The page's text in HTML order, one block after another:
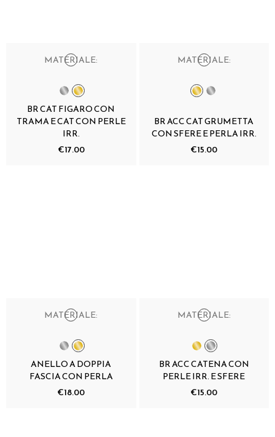
MATERIALE:
BR CAT FIGARO CON
TRAMA E CAT CON PERLE
IRR.
€17.00
MATERIALE:
BR ACC CAT GRUMETTA
CON SFERE E PERLA IRR.
€15.00
MATERIALE:
ANELLO A DOPPIA
FASCIA CON PERLA
€18.00
MATERIALE:
BR ACC CATENA CON
PERLE IRR. E SFERE
€15.00